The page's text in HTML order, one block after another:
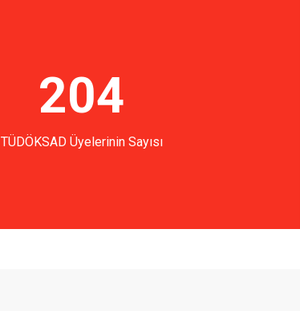
204
TÜDÖKSAD Üyelerinin Sayısı